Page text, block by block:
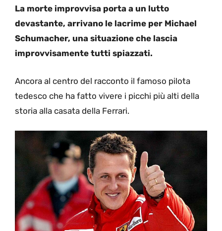
La morte improvvisa porta a un lutto
devastante, arrivano le lacrime per Michael
Schumacher, una situazione che lascia
improvvisamente tutti spiazzati.
Ancora al centro del racconto il famoso pilota
tedesco che ha fatto vivere i picchi più alti della
storia alla casata della Ferrari.